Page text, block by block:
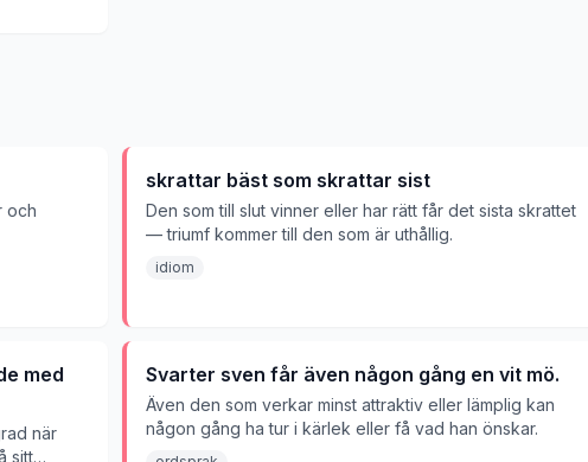
och
skrattar bäst som skrattar sist
Den som till slut vinner eller har rätt får det sista skrattet
— triumf kommer till den som är uthållig.
idiom
med
när
sitt
Svarter sven får även någon gång en vit mö.
Även den som verkar minst attraktiv eller lämplig kan
någon gång ha tur i kärlek eller få vad han önskar.